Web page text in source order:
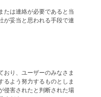
たは連絡が必要であると当
が妥当と思われる手段で連
おり、ユーザーのみなさま
るよう努力するものとしま
侵害されたと判断された場